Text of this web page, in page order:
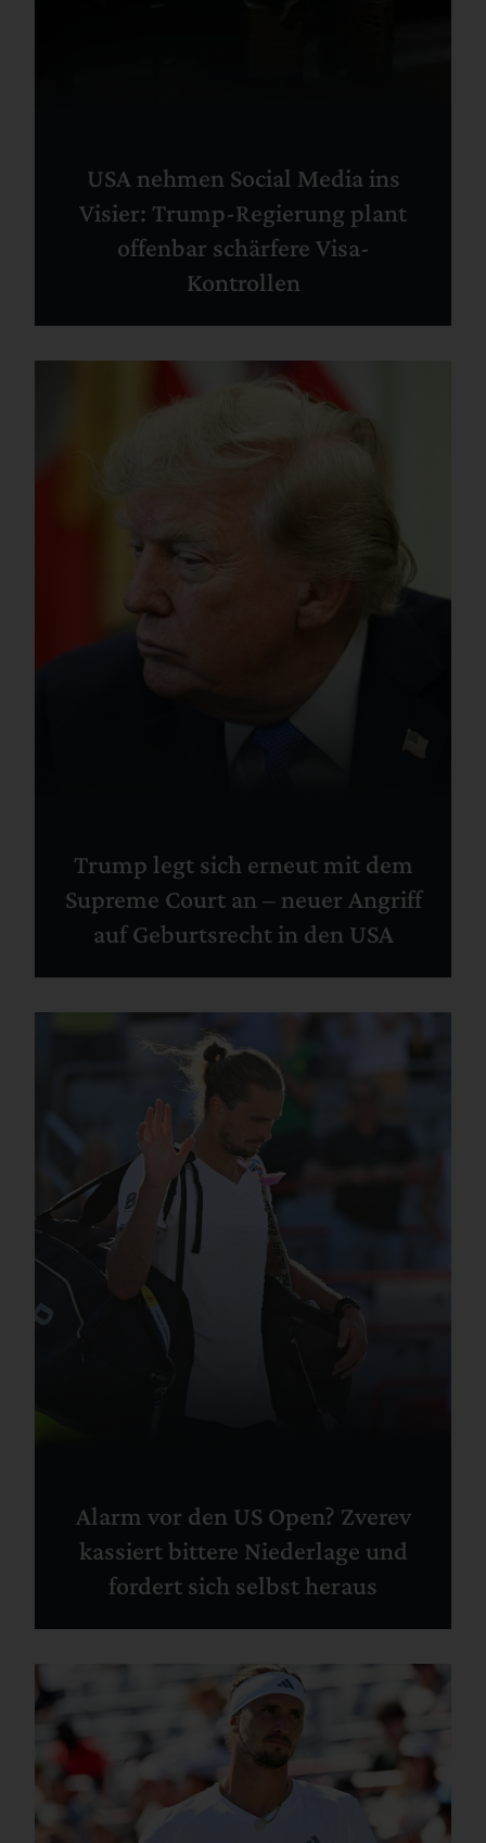
USA nehmen Social Media ins
Visier: Trump-Regierung plant
offenbar schärfere Visa-
Kontrollen
Trump legt sich erneut mit dem
Supreme Court an – neuer Angriff
auf Geburtsrecht in den USA
Alarm vor den US Open? Zverev
kassiert bittere Niederlage und
fordert sich selbst heraus